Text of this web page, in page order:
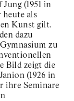
(1951 in
heute als
Kunst gilt.
dazu
zu
Bild zeigt die
(1926 in
ihre Seminare